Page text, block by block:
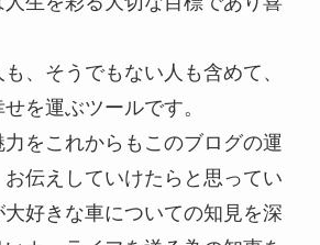
、そうでもない人も含めて、
を運ぶツールです。
をこれからもこのブログの運
伝えしていけたらと思ってい
好きな車についての知見を深